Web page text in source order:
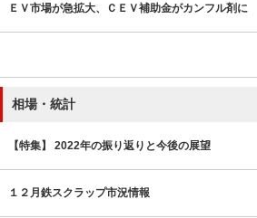
ＥＶ市場が急拡大、ＣＥＶ補助金がカンフル剤に
相場・統計
【特集】 2022年の振り返りと今後の展望
１２月鉄スクラップ市況情報